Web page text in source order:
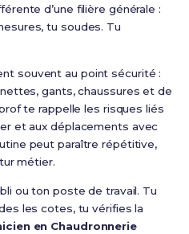
d’une filière générale :
tu soudes. Tu
souvent au point sécurité :
gants, chaussures et de
te rappelle les risques liés
et aux déplacements avec
peut paraître répétitive,
métier.
ou ton poste de travail. Tu
les cotes, tu vérifies la
en Chaudronnerie